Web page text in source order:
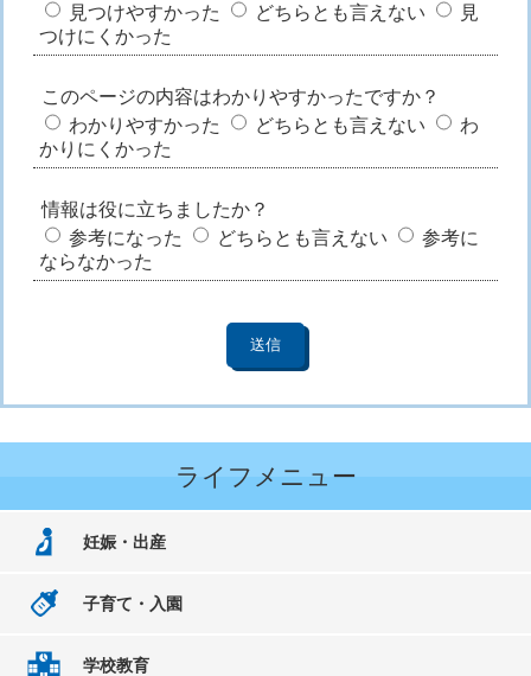
見つけやすかった
どちらとも言えない
見
つけにくかった
このページの内容はわかりやすかったですか？
わかりやすかった
どちらとも言えない
わ
かりにくかった
情報は役に立ちましたか？
参考になった
どちらとも言えない
参考に
ならなかった
ライフメニュー
妊娠・出産
子育て・入園
学校教育